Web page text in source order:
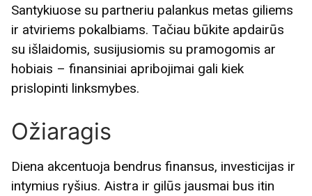
Santykiuose su partneriu palankus metas giliems
ir atviriems pokalbiams. Tačiau būkite apdairūs
su išlaidomis, susijusiomis su pramogomis ar
hobiais – finansiniai apribojimai gali kiek
prislopinti linksmybes.
Ožiaragis
Diena akcentuoja bendrus finansus, investicijas ir
intymius ryšius. Aistra ir gilūs jausmai bus itin